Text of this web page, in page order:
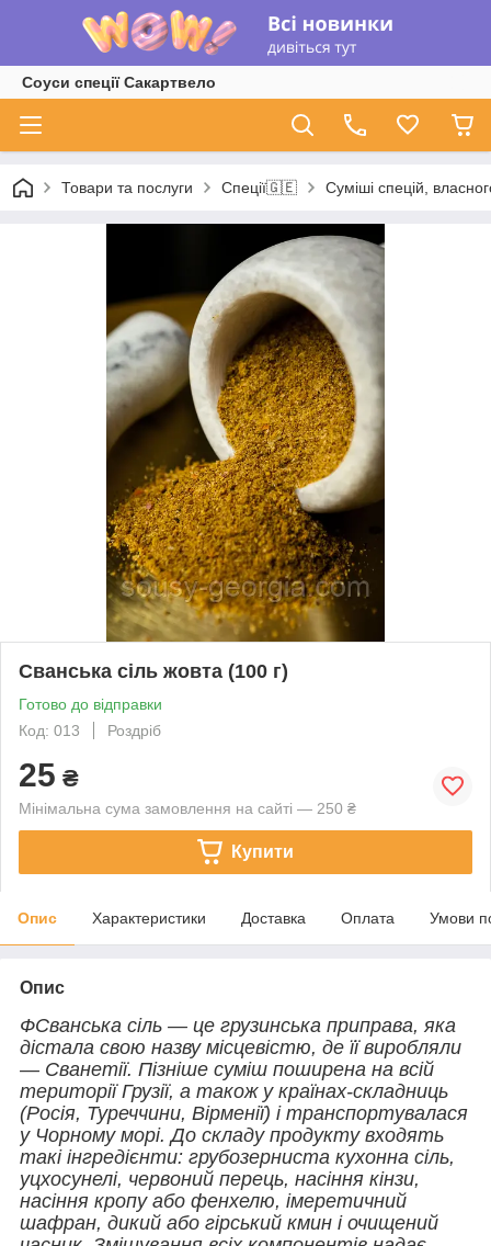
Соуси спеції Сакартвело
Товари та послуги Спеції🇬🇪 Суміші спецій,
Сванська сіль жовта (100 г)
Готово до відправки
Код: 013
Роздріб
25 ₴
Мінімальна сума замовлення на сайті — 250 ₴
Купити
Опис Характеристики Доставка Оплата Умови
Опис
ФСванська сіль — це грузинська приправа, яка
дістала свою назву місцевістю, де її виробляли
— Сванетії. Пізніше суміш поширена на всій
території Грузії, а також у країнах-складниць
(Росія, Туреччини, Вірменії) і транспортувалася
у Чорному морі. До складу продукту входять
такі інгредієнти: грубозерниста кухонна сіль,
уцхосунелі, червоний перець, насіння кінзи,
насіння кропу або фенхелю, імеретичний
шафран, дикий або гірський кмин і очищений